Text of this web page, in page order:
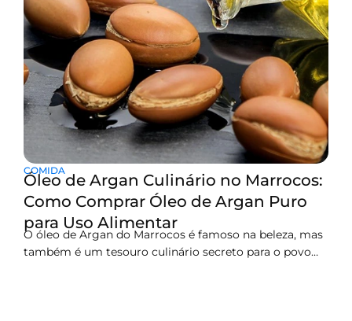
COMIDA
Óleo de Argan Culinário no Marrocos:
Como Comprar Óleo de Argan Puro
para Uso Alimentar
O óleo de Argan do Marrocos é famoso na beleza, mas
também é um tesouro culinário secreto para o povo